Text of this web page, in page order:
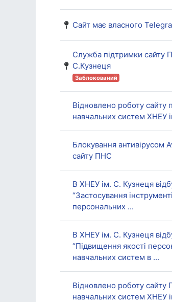
Сайт має власного
Служба підтримки сайту
С.Кузнеця
Заблокований
Відновлено роботу сайту
навчальних систем ХНЕУ
Блокування антивірусом
сайту ПНС
В ХНЕУ ім. С. Кузнеця
“Застосування
персональних ...
В ХНЕУ ім. С. Кузнеця
“Підвищення якості
навчальних систем в ...
Відновлено роботу сайту
навчальних систем ХНЕУ